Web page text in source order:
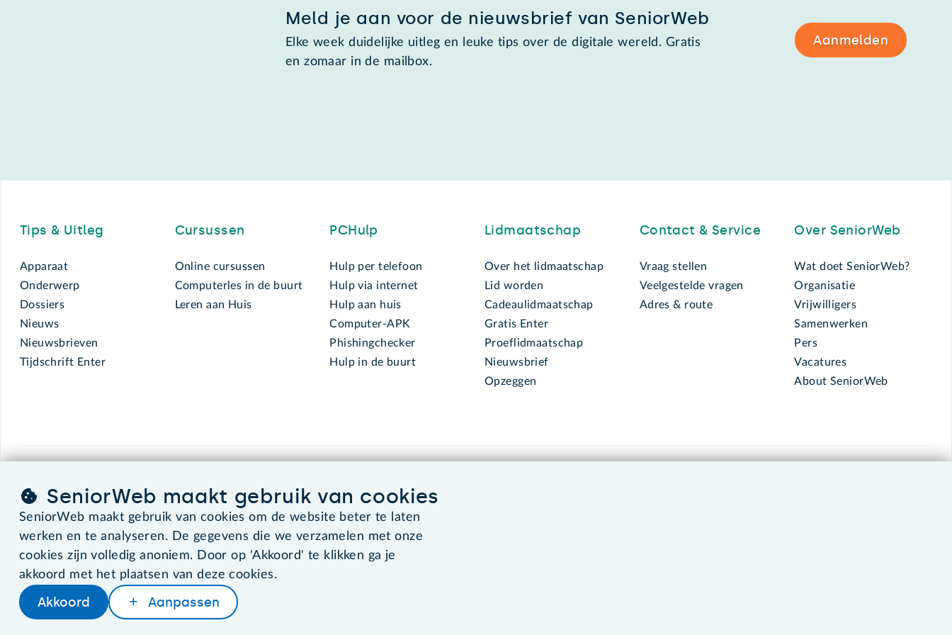
Meld je aan voor de nieuwsbrief van SeniorWeb
Elke week duidelijke uitleg en leuke tips over de digitale wereld. Gratis
en zomaar in de mailbox.
Aanmelden
Tips & Uitleg
Apparaat
Onderwerp
Dossiers
Nieuws
Nieuwsbrieven
Tijdschrift Enter
Cursussen
Online cursussen
Computerles in de buurt
Leren aan Huis
PCHulp
Hulp per telefoon
Hulp via internet
Hulp aan huis
Computer-APK
Phishingchecker
Hulp in de buurt
Lidmaatschap
Over het lidmaatschap
Lid worden
Cadeaulidmaatschap
Gratis Enter
Proeflidmaatschap
Nieuwsbrief
Opzeggen
Contact & Service
Vraag stellen
Veelgestelde vragen
Adres & route
Over SeniorWeb
Wat doet SeniorWeb?
Organisatie
Vrijwilligers
Samenwerken
Pers
Vacatures
About SeniorWeb
SeniorWeb maakt gebruik van cookies
SeniorWeb maakt gebruik van cookies om de website beter te laten
werken en te analyseren. De gegevens die we verzamelen met onze
cookies zijn volledig anoniem. Door op 'Akkoord' te klikken ga je
akkoord met het plaatsen van deze cookies.
Akkoord Aanpassen